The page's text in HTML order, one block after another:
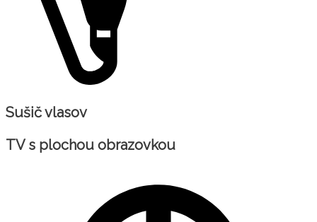
Sušič vlasov
TV s plochou obrazovkou